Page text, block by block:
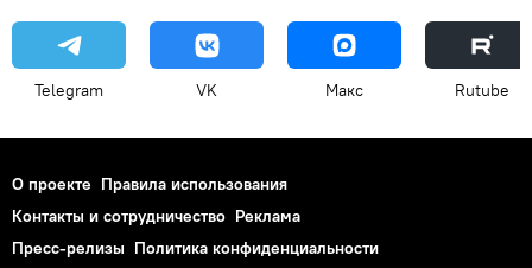
Telegram VK Макс Rutube
О проекте Правила использования
Контакты и сотрудничество Реклама
Пресс-релизы Политика конфиденциальности